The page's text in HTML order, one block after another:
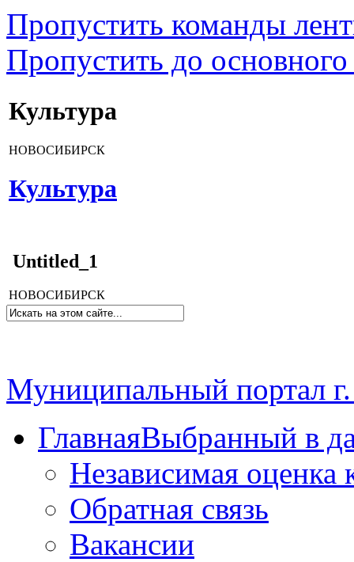
Пропустить команды
Пропустить до основного
Культура
НОВОСИБИРСК
Культура
Untitled_1
НОВОСИБИРСК
Муниципальный портал
ГлавнаяВыбранный в
Независимая оценка
Обратная связь
Вакансии